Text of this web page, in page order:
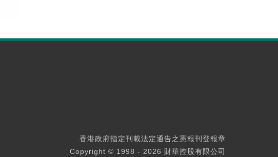
香港政府指定刊載法定通告之憲報刊登報章
Copyright © 1998 - 2026 財華控股有限公司